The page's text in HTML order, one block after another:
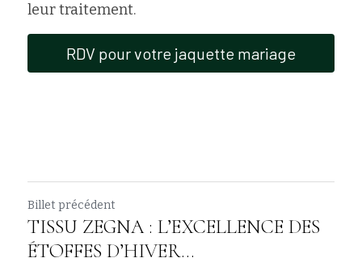
leur traitement.
RDV pour votre jaquette mariage
Billet précédent
TISSU ZEGNA : L’EXCELLENCE DES
ÉTOFFES D’HIVER...